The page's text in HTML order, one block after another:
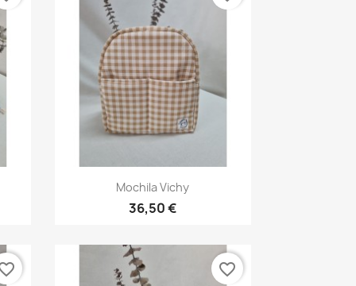
Vista rápida
Mochila Vichy
36,50 €
favorite_border